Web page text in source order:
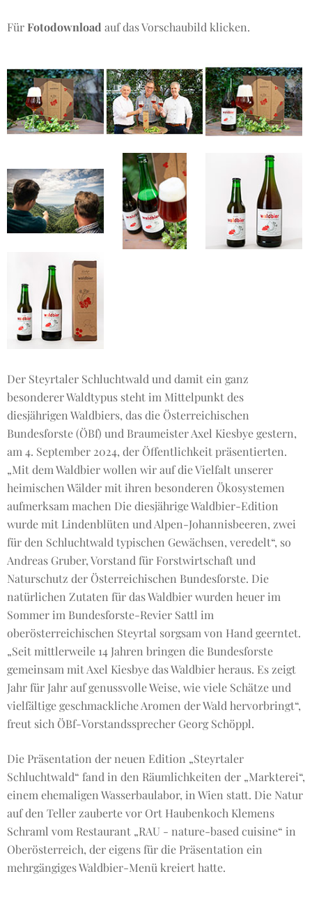
Für Fotodownload auf das Vorschaubild klicken.
Der Steyrtaler Schluchtwald und damit ein ganz
besonderer Waldtypus steht im Mittelpunkt des
diesjährigen Waldbiers, das die Österreichischen
Bundesforste (ÖBf) und Braumeister Axel Kiesbye gestern,
am 4. September 2024, der Öffentlichkeit präsentierten.
„Mit dem Waldbier wollen wir auf die Vielfalt unserer
heimischen Wälder mit ihren besonderen Ökosystemen
aufmerksam machen Die diesjährige Waldbier-Edition
wurde mit Lindenblüten und Alpen-Johannisbeeren, zwei
für den Schluchtwald typischen Gewächsen, veredelt“, so
Andreas Gruber, Vorstand für Forstwirtschaft und
Naturschutz der Österreichischen Bundesforste. Die
natürlichen Zutaten für das Waldbier wurden heuer im
Sommer im Bundesforste-Revier Sattl im
oberösterreichischen Steyrtal sorgsam von Hand geerntet.
„Seit mittlerweile 14 Jahren bringen die Bundesforste
gemeinsam mit Axel Kiesbye das Waldbier heraus. Es zeigt
Jahr für Jahr auf genussvolle Weise, wie viele Schätze und
vielfältige geschmackliche Aromen der Wald hervorbringt“,
freut sich ÖBf-Vorstandssprecher Georg Schöppl.
Die Präsentation der neuen Edition „Steyrtaler
Schluchtwald“ fand in den Räumlichkeiten der „Markterei“,
einem ehemaligen Wasserbaulabor, in Wien statt. Die Natur
auf den Teller zauberte vor Ort Haubenkoch Klemens
Schraml vom Restaurant „RAU - nature-based cuisine“ in
Oberösterreich, der eigens für die Präsentation ein
mehrgängiges Waldbier-Menü kreiert hatte.